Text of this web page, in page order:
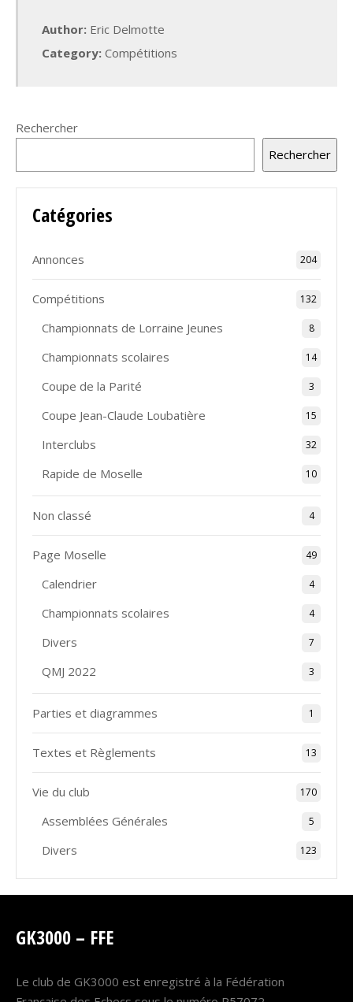
Author: Eric Delmotte
Category: Compétitions
Rechercher
Rechercher
Catégories
Annonces 204
Compétitions 132
Championnats de Lorraine Jeunes 8
Championnats scolaires 14
Coupe de la Parité 3
Coupe Jean-Claude Loubatière 15
Interclubs 32
Rapide de Moselle 10
Non classé 4
Page Moselle 49
Calendrier 4
Championnats scolaires 4
Divers 7
QMJ 2022 3
Parties et diagrammes 1
Textes et Règlements 13
Vie du club 170
Assemblées Générales 5
Divers 123
GK3000 – FFE
Le club de GK3000 est enregistré à la Fédération